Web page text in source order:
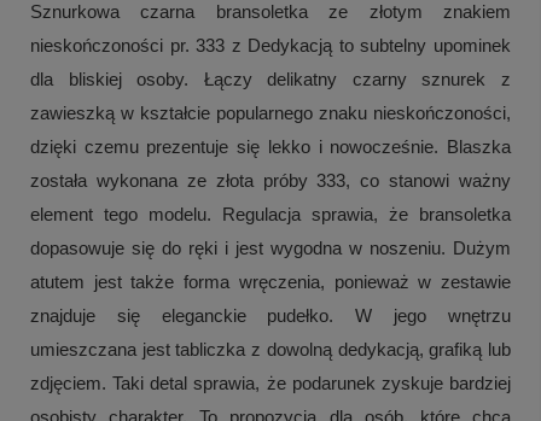
Sznurkowa czarna bransoletka ze złotym znakiem
nieskończoności pr. 333 z Dedykacją to subtelny upominek
dla bliskiej osoby. Łączy delikatny czarny sznurek z
zawieszką w kształcie popularnego znaku nieskończoności,
dzięki czemu prezentuje się lekko i nowocześnie. Blaszka
została wykonana ze złota próby 333, co stanowi ważny
element tego modelu. Regulacja sprawia, że bransoletka
dopasowuje się do ręki i jest wygodna w noszeniu. Dużym
atutem jest także forma wręczenia, ponieważ w zestawie
znajduje się eleganckie pudełko. W jego wnętrzu
umieszczana jest tabliczka z dowolną dedykacją, grafiką lub
zdjęciem. Taki detal sprawia, że podarunek zyskuje bardziej